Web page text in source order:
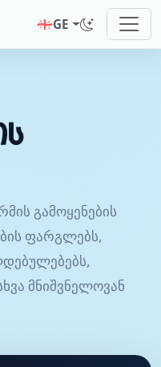
🇬🇪GE
გამოყენების
ფარგლებს,
მნიშვნელოვან